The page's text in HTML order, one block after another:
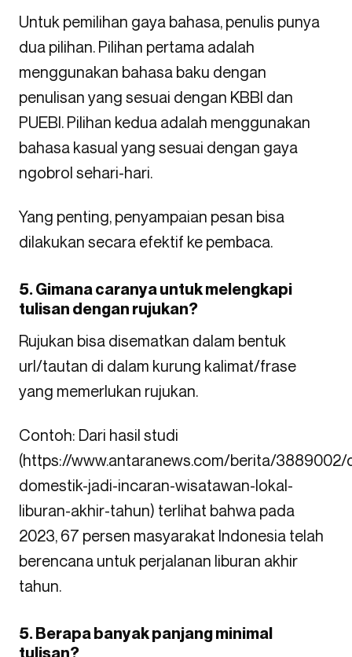
Untuk pemilihan gaya bahasa, penulis punya
dua pilihan. Pilihan pertama adalah
menggunakan bahasa baku dengan
penulisan yang sesuai dengan KBBI dan
PUEBI. Pilihan kedua adalah menggunakan
bahasa kasual yang sesuai dengan gaya
ngobrol sehari-hari.
Yang penting, penyampaian pesan bisa
dilakukan secara efektif ke pembaca.
5. Gimana caranya untuk melengkapi
tulisan dengan rujukan?
Rujukan bisa disematkan dalam bentuk
url/tautan di dalam kurung kalimat/frase
yang memerlukan rujukan.
Contoh: Dari hasil studi
(https://www.antaranews.com/berita/3889002/
domestik-jadi-incaran-wisatawan-lokal-
liburan-akhir-tahun) terlihat bahwa pada
2023, 67 persen masyarakat Indonesia telah
berencana untuk perjalanan liburan akhir
tahun.
5. Berapa banyak panjang minimal
tulisan?